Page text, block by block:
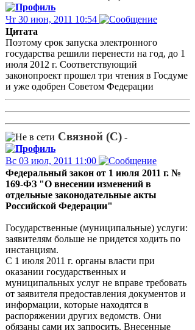
Чт 30 июн, 2011 10:54
Цитата
Поэтому срок запуска электронного
государства решили перенести на год, до 1
июля 2012 г. Соответствующий
законопроект прошел три чтения в Госдуме
и уже одобрен Советом Федерации
Связной (С) -
Вс 03 июл, 2011 11:00
Федеральный закон от 1 июля 2011 г. №
169-ФЗ "О внесении изменений в
отдельные законодательные акты
Российской Федерации"
Государственные (муниципальные) услуги:
заявителям больше не придется ходить по
инстанциям.
С 1 июля 2011 г. органы власти при
оказании государственных и
муниципальных услуг не вправе требовать
от заявителя предоставления документов и
информации, которые находятся в
распоряжении других ведомств. Они
обязаны сами их запросить. Внесенные